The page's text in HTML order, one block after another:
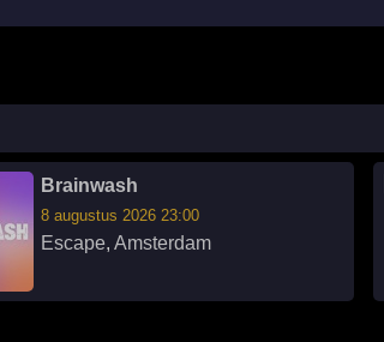
Brainwash
8 augustus 2026 23:00
Escape,Amsterdam